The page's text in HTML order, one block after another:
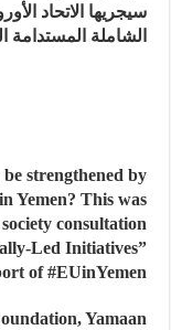
سيجريها الاتحاد
الشاملة المستدامة
strengthened by
Yemen? This was
consultation
Led Initiatives”
of #EUinYemen.
Yamaan